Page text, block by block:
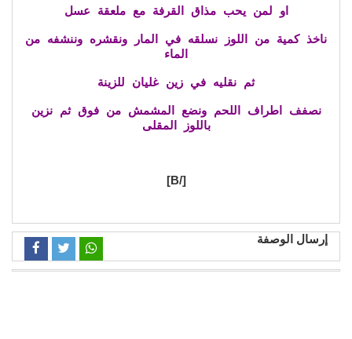
او لمن يحب مذاق القرفة مع ملعقة عسل
ناخذ كمية من اللوز نسلقه في المار ونقشره وننشفه من
الماء
ثم نقليه في زين غليان للزينة
نصفف اطراف اللحم ونضع المشمش من فوق ثم نزين
باللوز المقلى
[/B]
إرسال الوصفة